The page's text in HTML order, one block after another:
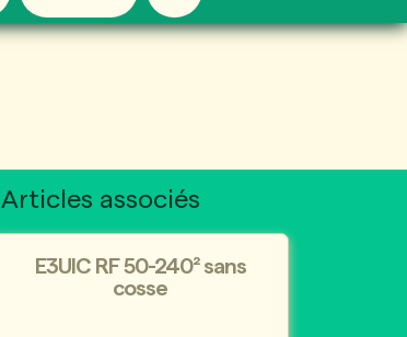
Articles associés
E3UIC RF 50-240² sans
cosse